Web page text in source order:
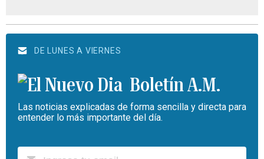
DE LUNES A VIERNES
Boletín A.M.
Las noticias explicadas de forma sencilla y directa para
entender lo más importante del día.